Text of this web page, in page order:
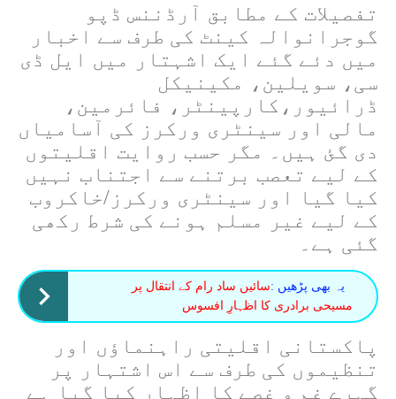
تفصیلات کے مطابق آرڈننس ڈپو
گوجرانوالہ کینٹ کی طرف سے اخبار
میں دئے گئے ایک اشہتار میں ایل ڈی
سی، سویلین، مکینیکل
ڈرائیور،کارپینٹر، فائرمین،
مالی اور سینٹری ورکرز کی آسامیاں
دی گئ ہیں۔ مگر حسب روایت اقلیتوں
کے لیے تعصب برتنے سے اجتناب نہیں
کیا گیا اور سینٹری ورکرز/خاکروب
کے لیے غیر مسلم ہونے کی شرط رکھی
گئی ہے۔
یہ بھی پڑھیں :سائیں ساد رام کے انتقال پر
مسیحی برادری کا اظہارِ افسوس
پاکستانی اقلیتی راہنماؤں اور
تنظیموں کی طرف سے اس اشتہار پر
گہرے غم و غصے کا اظہار کیا گیا ہے